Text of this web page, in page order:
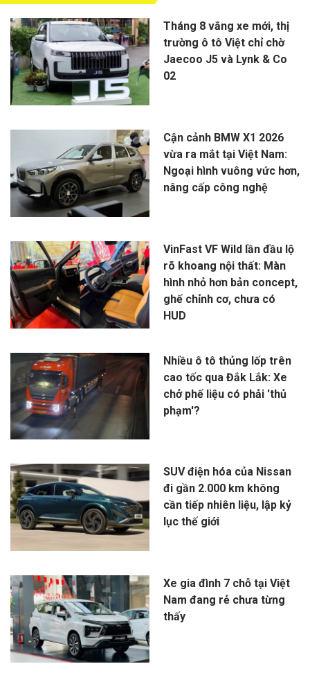
Tháng 8 vắng xe mới, thị
trường ô tô Việt chỉ chờ
Jaecoo J5 và Lynk & Co
02
Cận cảnh BMW X1 2026
vừa ra mắt tại Việt Nam:
Ngoại hình vuông vức hơn,
nâng cấp công nghệ
VinFast VF Wild lần đầu lộ
rõ khoang nội thất: Màn
hình nhỏ hơn bản concept,
ghế chỉnh cơ, chưa có
HUD
Nhiều ô tô thủng lốp trên
cao tốc qua Đắk Lắk: Xe
chở phế liệu có phải 'thủ
phạm'?
SUV điện hóa của Nissan
đi gần 2.000 km không
cần tiếp nhiên liệu, lập kỷ
lục thế giới
Xe gia đình 7 chỗ tại Việt
Nam đang rẻ chưa từng
thấy